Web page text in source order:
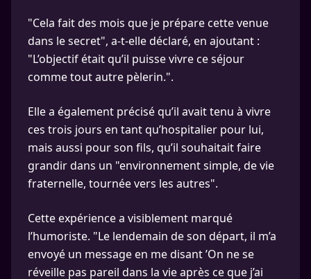
"Cela fait des mois que je prépare cette venue
dans le secret", a-t-elle déclaré, en ajoutant :
"L’objectif était qu’il puisse vivre ce séjour
comme tout autre pèlerin.".
Elle a également précisé qu’il avait tenu à vivre
ces trois jours en tant qu’hospitalier pour lui,
mais aussi pour son fils, qu’il souhaitait faire
grandir dans un "environnement simple, de vie
fraternelle, tournée vers les autres".
Cette expérience a visiblement marqué
l’humoriste. "Le lendemain de son départ, il m’a
envoyé un message en me disant ’On ne se
réveille pas pareil dans la vie après ce que j’ai